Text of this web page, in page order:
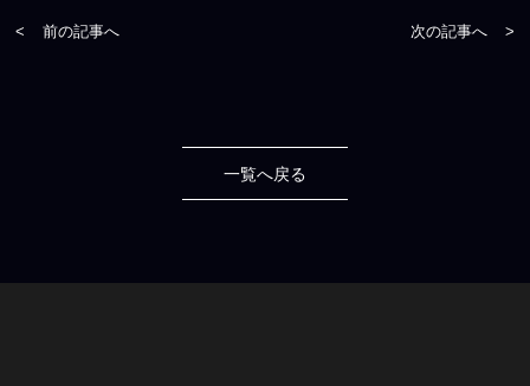
< 前の記事へ 次の記事へ >
一覧へ戻る